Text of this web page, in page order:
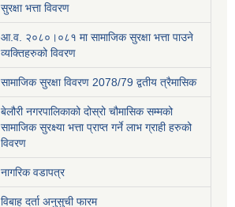
सुरक्षा भत्ता विवरण
आ.व. २०८०।०८१ मा सामाजिक सुरक्षा भत्ता पाउने
व्यक्तिहरुको विवरण
सामाजिक सुरक्षा विवरण 2078/79 द्वतीय त्रैमासिक
बेलौरी नगरपालिकाको दोस्रो चौमासिक सम्मको
सामाजिक सुरक्ष्या भत्ता प्राप्त गर्ने लाभ ग्राही हरुको
विवरण
नागरिक वडापत्र
विबाह दर्ता अनुसुची फारम